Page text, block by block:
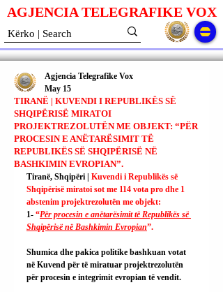
AGJENCIA TELEGRAFIKE VOX
TIRANË | KUVENDI I REPUBLIKËS SË
SHQIPËRISË MIRATOI
PROJEKTREZOLUTËN ME OBJEKT: “PËR
PROCESIN E ANËTARËSIMIT TË
REPUBLIKËS SË SHQIPËRISË NË
BASHKIMIN EVROPIAN”.
Agjencia Telegrafike Vox
May 15
Tiranë, Shqipëri | Kuvendi i Republikës së
Shqipërisë miratoi sot me 114 vota pro dhe 1
abstenim projektrezolutën me objekt:
1- “Për procesin e anëtarësimit të Republikës së
Shqipërisë në Bashkimin Evropian”.
Shumica dhe pakica politike bashkuan votat
në Kuvend për të miratuar projektrezolutën
për procesin e integrimit evropian të vendit.